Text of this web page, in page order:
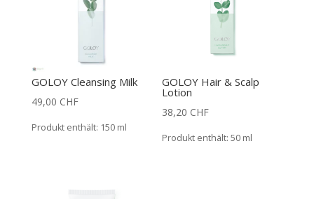
GOLOY Cleansing Milk
49,00 CHF
Produkt enthält: 150 ml
GOLOY Hair & Scalp
Lotion
38,20 CHF
Produkt enthält: 50 ml